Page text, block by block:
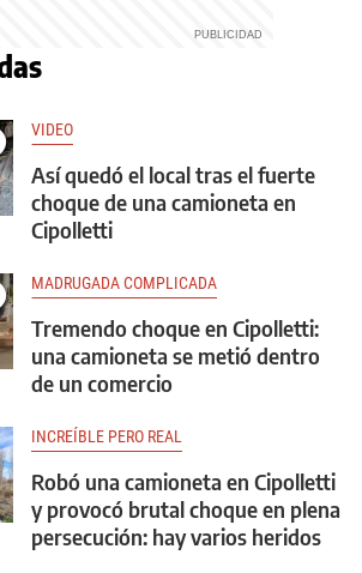
VIDEO
Así quedó el local tras el fuerte
choque de una camioneta en
Cipolletti
MADRUGADA COMPLICADA
Tremendo choque en Cipolletti:
una camioneta se metió dentro
de un comercio
INCREÍBLE PERO REAL
Robó una camioneta en Cipolletti
y provocó brutal choque en plena
persecución: hay varios heridos